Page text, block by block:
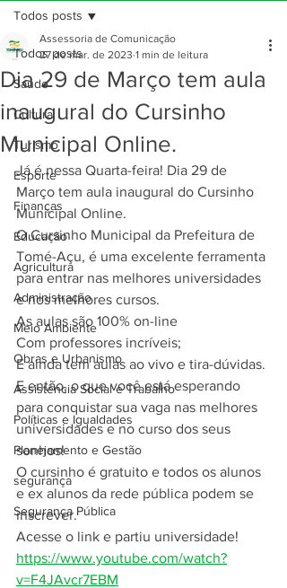
Todos posts
Saúde
Cultura
Turismo
Esporte
Finanças
Educação
Agricultura
Administração
Meio Ambiente
Obras e Urbanismo
Assistência Social e Trabalho
Políticas e Igualdades
Planejamento e Gestão
segurança
Segurança Pública
Todos posts
Dia 29 de Março tem aula
inaugural do Cursinho
Municipal Online.
Assessoria de Comunicação
27 de mar. de 2023 1 min de leitura
Já é nessa Quarta-feira! Dia 29 de
Março tem aula inaugural do Cursinho
Municipal Online.
O Cursinho Municipal da Prefeitura de
Tomé-Açu, é uma excelente ferramenta
para entrar nas melhores universidades
e nos melhores cursos.
As aulas são 100% on-line
Com professores incríveis;
E ainda tem aulas ao vivo e tira-dúvidas.
E então, o que você está esperando
para conquistar sua vaga nas melhores
universidades e no curso dos seus
sonhos!
O cursinho é gratuito e todos os alunos
e ex alunos da rede pública podem se
inscrever.
Acesse o link e partiu universidade!
https://www.youtube.com/watch?
v=F4JAvcr7EBM